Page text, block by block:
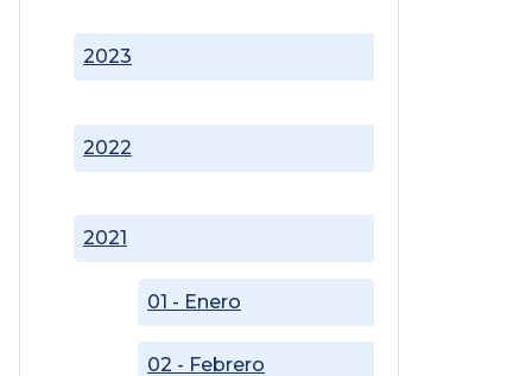
2021
01 - Enero
02 - Febrero
2022
2023